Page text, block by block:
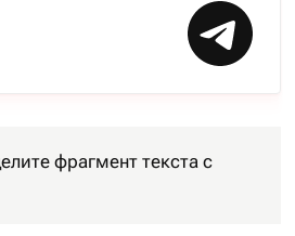
фрагмент текста с